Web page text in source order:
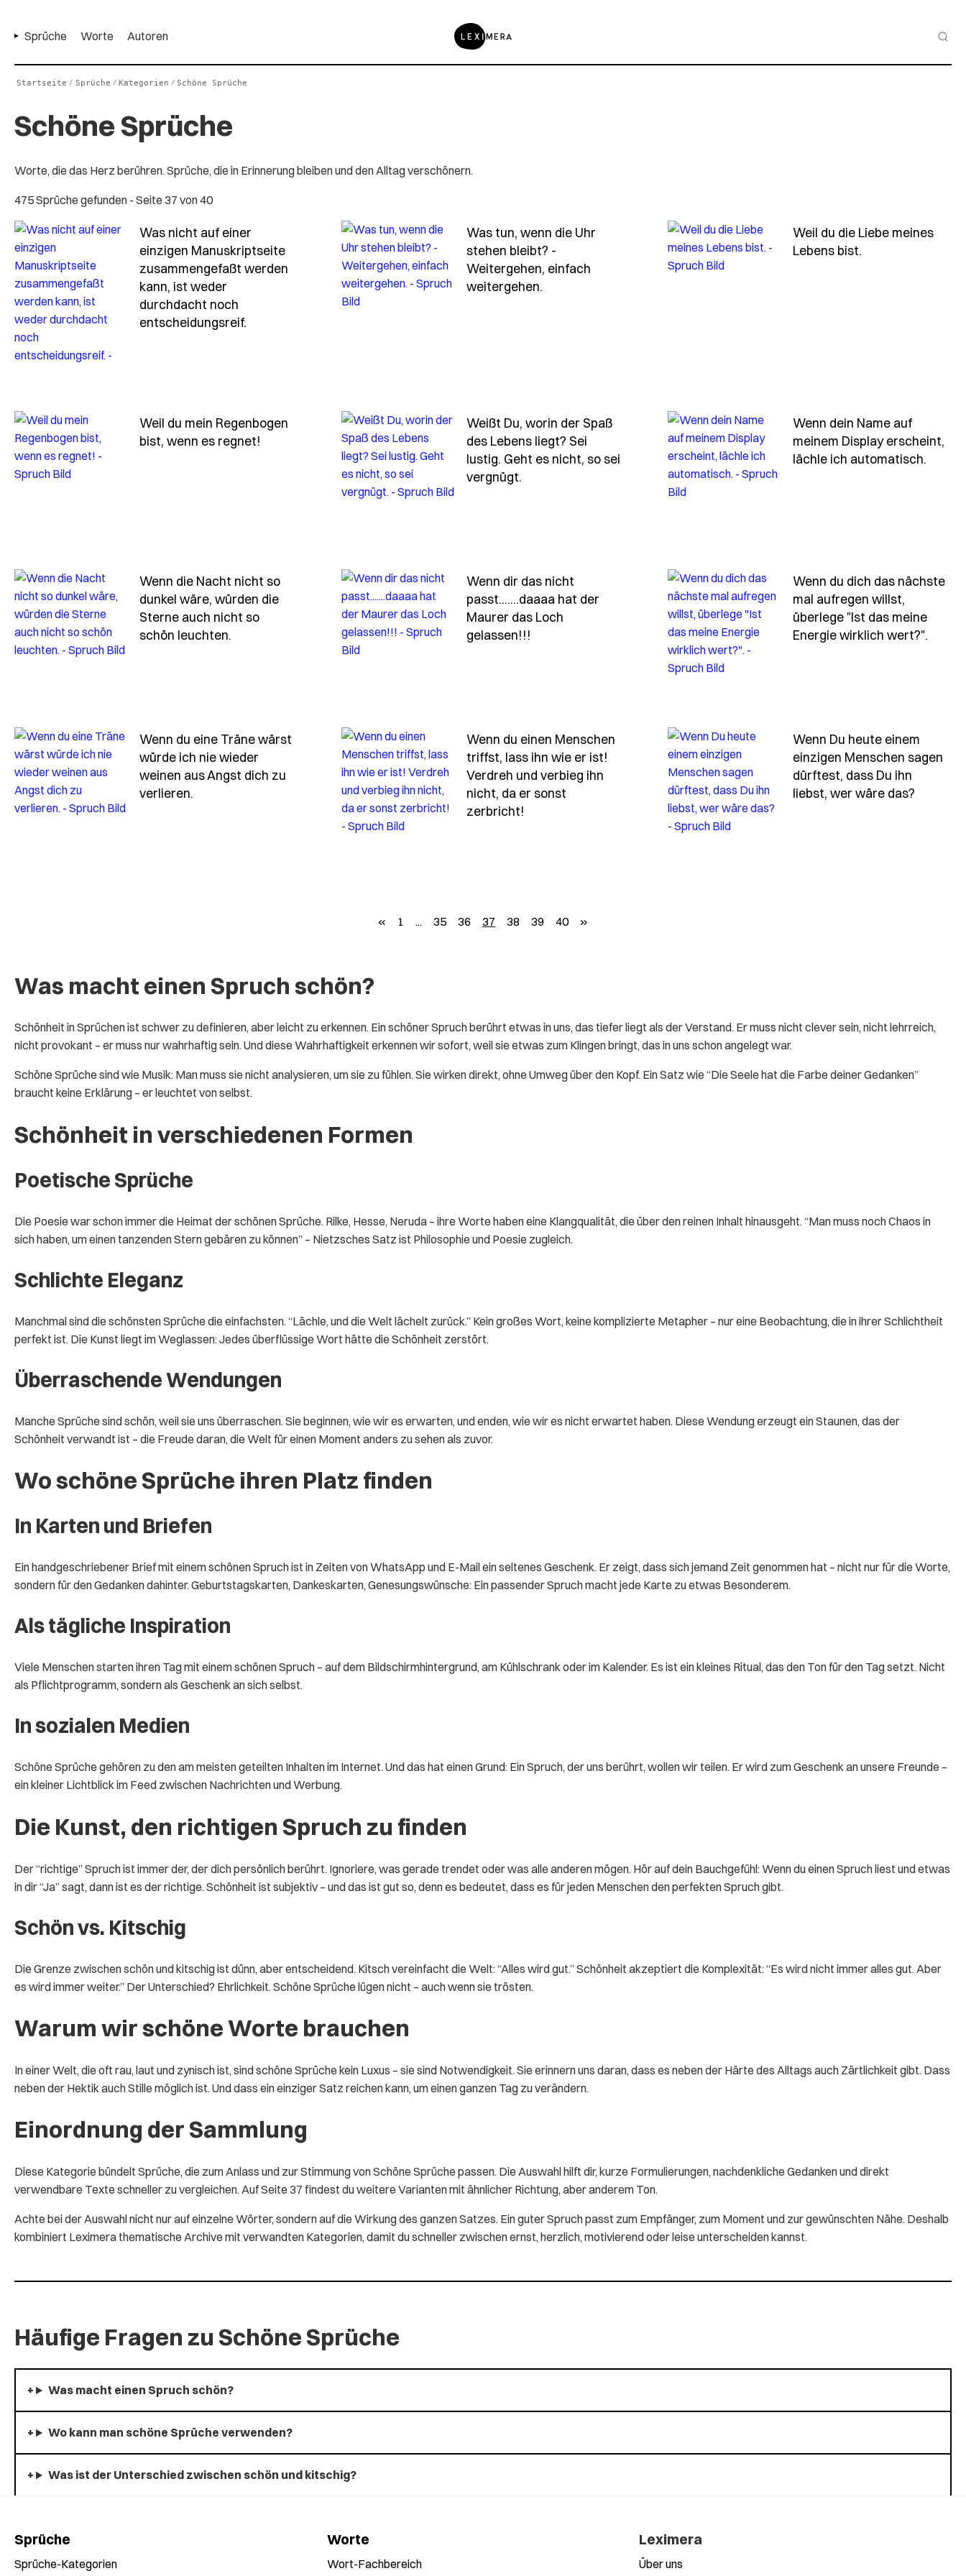
Sprüche Worte Autoren
Startseite / Sprüche / Kategorien / Schöne Sprüche
Schöne Sprüche
Worte, die das Herz berühren. Sprüche, die in Erinnerung bleiben und den Alltag verschönern.
475 Sprüche gefunden - Seite 37 von 40
Was nicht auf einer
einzigen Manuskriptseite
zusammengefaßt werden
kann, ist weder
durchdacht noch
entscheidungsreif.
Was tun, wenn die Uhr
stehen bleibt? -
Weitergehen, einfach
weitergehen.
Weil du die Liebe meines
Lebens bist.
Weil du mein Regenbogen
bist, wenn es regnet! - Spruch weil-du-mein-regenbogen-bist-wenn-es-regnet-2
Weißt Du, worin der Spaß
des Lebens liegt? Sei
lustig. Geht es nicht, so sei
vergnügt. - Spruch weisst-du-worin-der-spass-des-lebens-liegt-sei-lustig-geht
Wenn dein Name auf
meinem Display erscheint,
lächle ich automatisch.
Wenn die Nacht nicht so
dunkel wäre, würden die
Sterne auch nicht so
schön leuchten. - Spruch wenn-die-nacht-nicht-so-dunkel-waere-wuerden-die-sterne
Wenn dir das nicht
passt.......daaaa hat der
Maurer das Loch
gelassen!!! - Spruch wenn-dir-das-nicht-passt-daaaa-hat-der-maurer-das-loch
Wenn du dich das nächste
mal aufregen willst,
überlege "Ist das meine
Energie wirklich wert?".
Wenn du eine Träne wärst
würde ich nie wieder
weinen aus Angst dich zu
verlieren. - Spruch wenn-du-eine-traene-waerst-wuerde-ich-nie-wieder-weinen-aus
Wenn du einen Menschen
triffst, lass ihn wie er ist!
Verdreh und verbieg ihn
nicht, da er sonst
zerbricht! - Spruch wenn-du-einen-menschen-triffst-lass-ihn-wie-er-ist-verdreh
Wenn Du heute einem
einzigen Menschen sagen
dürftest, dass Du ihn
liebst, wer wäre das?
« zurück
1 ... 35 36 37 38 39 40 »
Was macht einen Spruch schön?
Schönheit in Sprüchen ist schwer zu definieren, aber leicht zu erkennen. Ein schöner Spruch berührt etwas in uns, das tiefer liegt als der Verstand. Er muss nicht clever sein, nicht lehrreich,
nicht provokant – er muss nur wahrhaftig sein. Und diese Wahrhaftigkeit erkennen wir sofort, weil sie etwas zum Klingen bringt, das in uns schon angelegt war.
Schöne Sprüche sind wie Musik: Man muss sie nicht analysieren, um sie zu fühlen. Sie wirken direkt, ohne Umweg über den Kopf. Ein Satz wie “Die Seele hat die Farbe deiner Gedanken”
braucht keine Erklärung – er leuchtet von selbst.
Schönheit in verschiedenen Formen
Poetische Sprüche
Die Poesie war schon immer die Heimat der schönen Sprüche. Rilke, Hesse, Neruda – ihre Worte haben eine Klangqualität, die über den reinen Inhalt hinausgeht. “Man muss noch Chaos in
sich haben, um einen tanzenden Stern gebären zu können” – Nietzsches Satz ist Philosophie und Poesie zugleich.
Schlichte Eleganz
Manchmal sind die schönsten Sprüche die einfachsten. “Lächle, und die Welt lächelt zurück.” Kein großes Wort, keine komplizierte Metapher – nur eine Beobachtung, die in ihrer Schlichtheit
perfekt ist. Die Kunst liegt im Weglassen: Jedes überflüssige Wort hätte die Schönheit zerstört.
Überraschende Wendungen
Manche Sprüche sind schön, weil sie uns überraschen. Sie beginnen, wie wir es erwarten, und enden, wie wir es nicht erwartet haben. Diese Wendung erzeugt ein Staunen, das der
Schönheit verwandt ist – die Freude daran, die Welt für einen Moment anders zu sehen als zuvor.
Wo schöne Sprüche ihren Platz finden
In Karten und Briefen
Ein handgeschriebener Brief mit einem schönen Spruch ist in Zeiten von WhatsApp und E-Mail ein seltenes Geschenk. Er zeigt, dass sich jemand Zeit genommen hat – nicht nur für die Worte,
sondern für den Gedanken dahinter. Geburtstagskarten, Dankeskarten, Genesungswünsche: Ein passender Spruch macht jede Karte zu etwas Besonderem.
Als tägliche Inspiration
Viele Menschen starten ihren Tag mit einem schönen Spruch – auf dem Bildschirmhintergrund, am Kühlschrank oder im Kalender. Es ist ein kleines Ritual, das den Ton für den Tag setzt. Nicht
als Pflichtprogramm, sondern als Geschenk an sich selbst.
In sozialen Medien
Schöne Sprüche gehören zu den am meisten geteilten Inhalten im Internet. Und das hat einen Grund: Ein Spruch, der uns berührt, wollen wir teilen. Er wird zum Geschenk an unsere Freunde –
ein kleiner Lichtblick im Feed zwischen Nachrichten und Werbung.
Die Kunst, den richtigen Spruch zu finden
Der “richtige” Spruch ist immer der, der dich persönlich berührt. Ignoriere, was gerade trendet oder was alle anderen mögen. Hör auf dein Bauchgefühl: Wenn du einen Spruch liest und etwas
in dir “Ja” sagt, dann ist es der richtige. Schönheit ist subjektiv – und das ist gut so, denn es bedeutet, dass es für jeden Menschen den perfekten Spruch gibt.
Schön vs. Kitschig
Die Grenze zwischen schön und kitschig ist dünn, aber entscheidend. Kitsch vereinfacht die Welt: “Alles wird gut.” Schönheit akzeptiert die Komplexität: “Es wird nicht immer alles gut. Aber
es wird immer weiter.” Der Unterschied? Ehrlichkeit. Schöne Sprüche lügen nicht – auch wenn sie trösten.
Warum wir schöne Worte brauchen
In einer Welt, die oft rau, laut und zynisch ist, sind schöne Sprüche kein Luxus – sie sind Notwendigkeit. Sie erinnern uns daran, dass es neben der Härte des Alltags auch Zärtlichkeit gibt. Dass
neben der Hektik auch Stille möglich ist. Und dass ein einziger Satz reichen kann, um einen ganzen Tag zu verändern.
Einordnung der Sammlung
Diese Kategorie bündelt Sprüche, die zum Anlass und zur Stimmung von Schöne Sprüche passen. Die Auswahl hilft dir, kurze Formulierungen, nachdenkliche Gedanken und direkt
verwendbare Texte schneller zu vergleichen. Auf Seite 37 findest du weitere Varianten mit ähnlicher Richtung, aber anderem Ton.
Achte bei der Auswahl nicht nur auf einzelne Wörter, sondern auf die Wirkung des ganzen Satzes. Ein guter Spruch passt zum Empfänger, zum Moment und zur gewünschten Nähe. Deshalb
kombiniert Leximera thematische Archive mit verwandten Kategorien, damit du schneller zwischen ernst, herzlich, motivierend oder leise unterscheiden kannst.
Häufige Fragen zu Schöne Sprüche
Was macht einen Spruch schön?
Wo kann man schöne Sprüche verwenden?
Was ist der Unterschied zwischen schön und kitschig?
Sprüche
Sprüche-Kategorien
Worte
Wort-Fachbereich
Leximera
Über uns